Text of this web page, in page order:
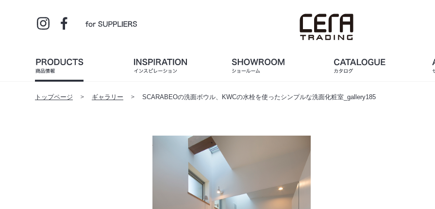
トップページ ギャラリー SCARABEOの洗面ボウル、KWCの水栓を使ったシンプルな洗面化粧室_gallery185